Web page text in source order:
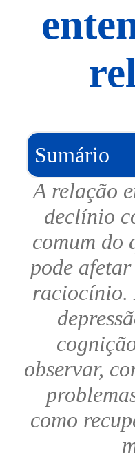
Sumário
A relação
declínio
comum do
pode
raciocínio.
observar,
como